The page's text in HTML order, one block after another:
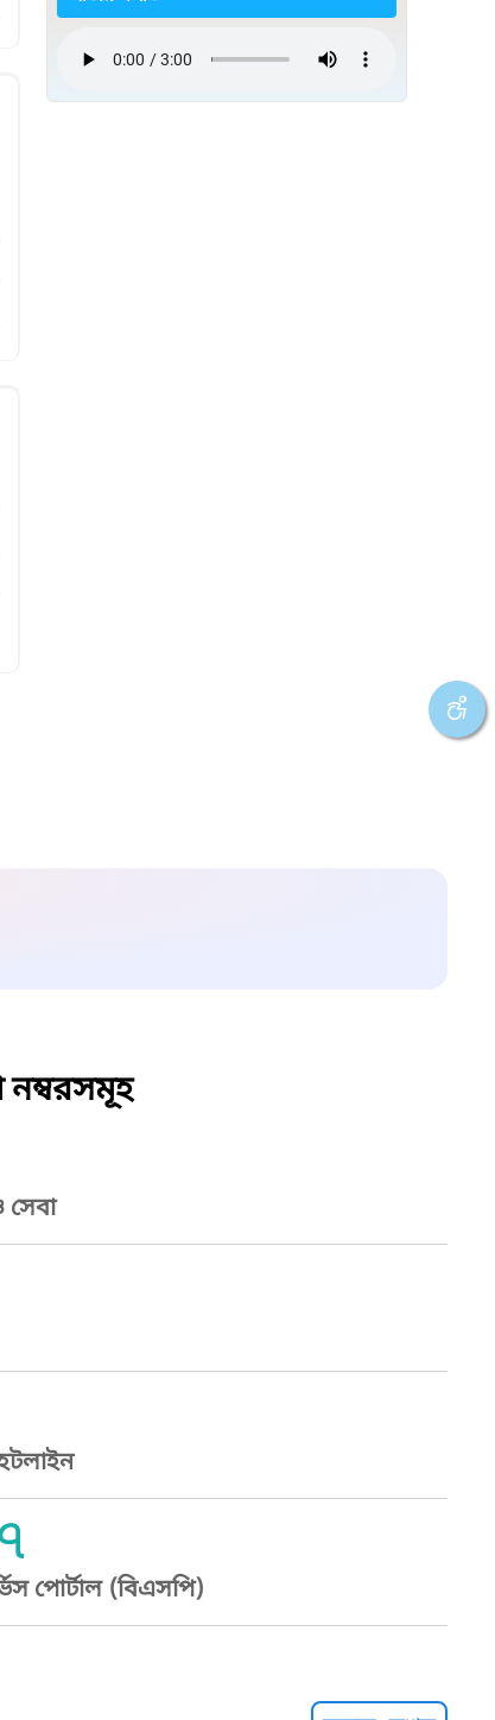
পোর্টাল (বিএসপি)